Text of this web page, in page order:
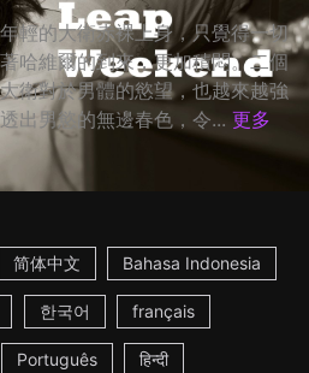
輕的大衛赤裸上身，只覺得一切
哈維爾的到來，更加積悶。二個
衛對於男體的慾望，也越來越強
出男慾的無邊春色，令... 更多
简体中文 Bahasa Indonesia
한국어 français
Português हिन्दी